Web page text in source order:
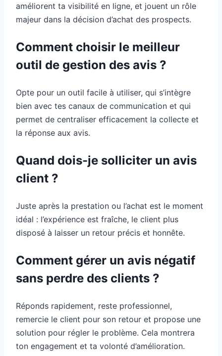
améliorent ta visibilité en ligne, et jouent un rôle
majeur dans la décision d’achat des prospects.
Comment choisir le meilleur
outil de gestion des avis ?
Opte pour un outil facile à utiliser, qui s’intègre
bien avec tes canaux de communication et qui
permet de centraliser efficacement la collecte et
la réponse aux avis.
Quand dois-je solliciter un avis
client ?
Juste après la prestation ou l’achat est le moment
idéal : l’expérience est fraîche, le client plus
disposé à laisser un retour précis et honnête.
Comment gérer un avis négatif
sans perdre des clients ?
Réponds rapidement, reste professionnel,
remercie le client pour son retour et propose une
solution pour régler le problème. Cela montrera
ton engagement et ta volonté d’amélioration.